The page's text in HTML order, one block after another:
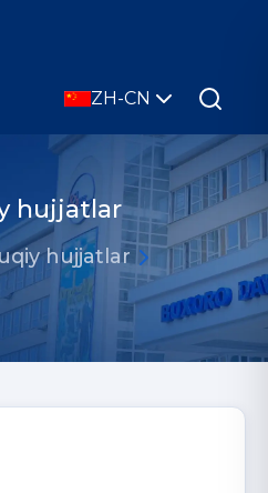
ZH-CN
hujjatlar
hujjatlar